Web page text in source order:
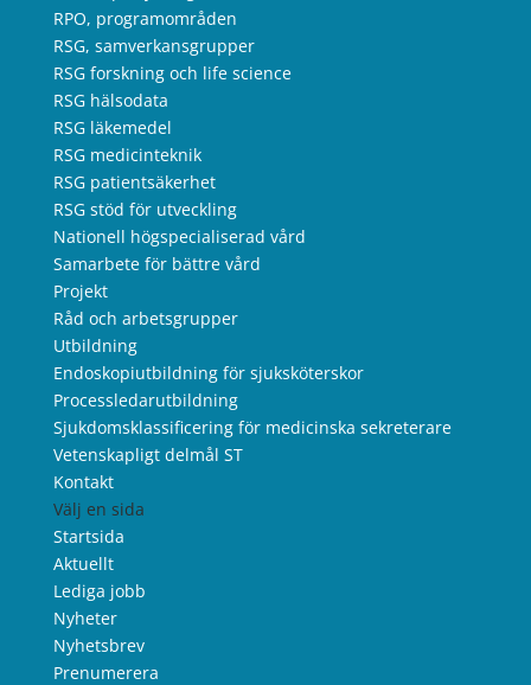
RPO, programområden
RSG, samverkansgrupper
RSG forskning och life science
RSG hälsodata
RSG läkemedel
RSG medicinteknik
RSG patientsäkerhet
RSG stöd för utveckling
Nationell högspecialiserad vård
Samarbete för bättre vård
Projekt
Råd och arbetsgrupper
Utbildning
Endoskopiutbildning för sjuksköterskor
Processledarutbildning
Sjukdomsklassificering för medicinska sekreterare
Vetenskapligt delmål ST
Kontakt
Välj en sida
Startsida
Aktuellt
Lediga jobb
Nyheter
Nyhetsbrev
Prenumerera